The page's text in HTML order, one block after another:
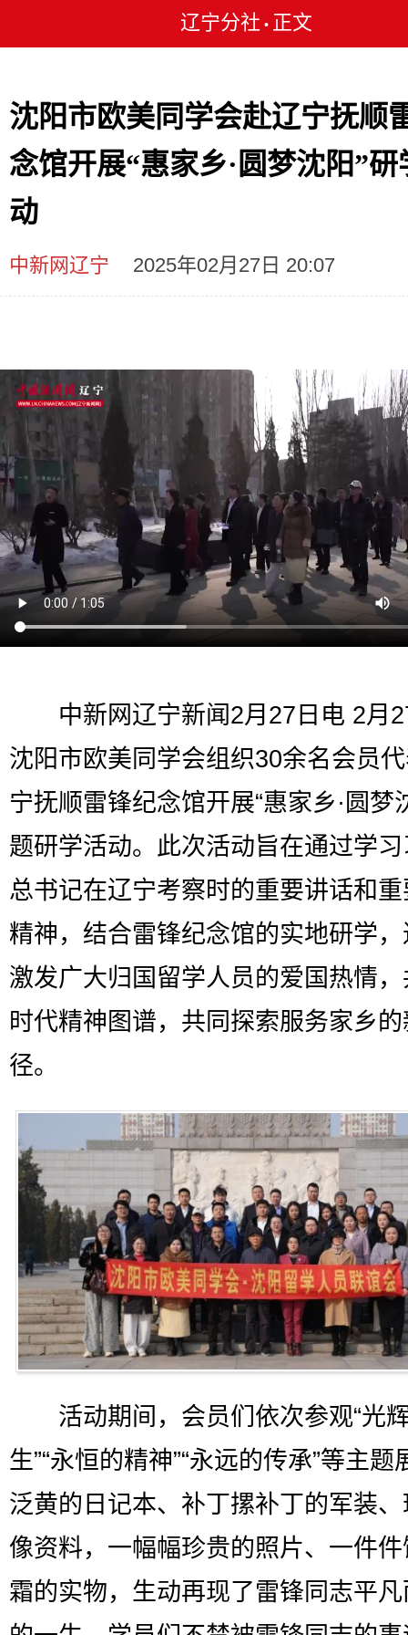
辽宁分社 • 正文
沈阳市欧美同学会赴辽宁抚顺
念馆开展“惠家乡·圆梦沈阳”研
动
中新网辽宁 2025年02月27日 20:07
中新网辽宁新闻2月27日电 2月
沈阳市欧美同学会组织30余名会员
宁抚顺雷锋纪念馆开展“惠家乡·圆梦
题研学活动。此次活动旨在通过学
总书记在辽宁考察时的重要讲话和
精神，结合雷锋纪念馆的实地研学
激发广大归国留学人员的爱国热情
时代精神图谱，共同探索服务家乡
径。
活动期间，会员们依次参观“光
生”“永恒的精神”“永远的传承”等主题
泛黄的日记本、补丁摞补丁的军装
像资料，一幅幅珍贵的照片、一件
霜的实物，生动再现了雷锋同志平